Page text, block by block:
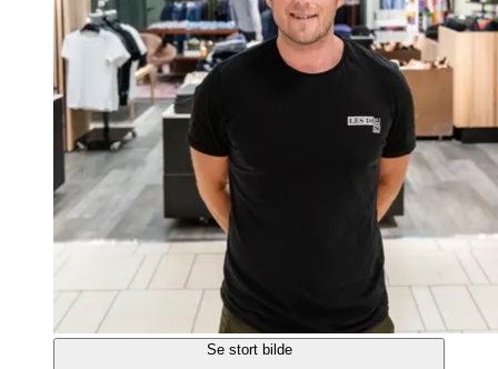
Se stort bilde